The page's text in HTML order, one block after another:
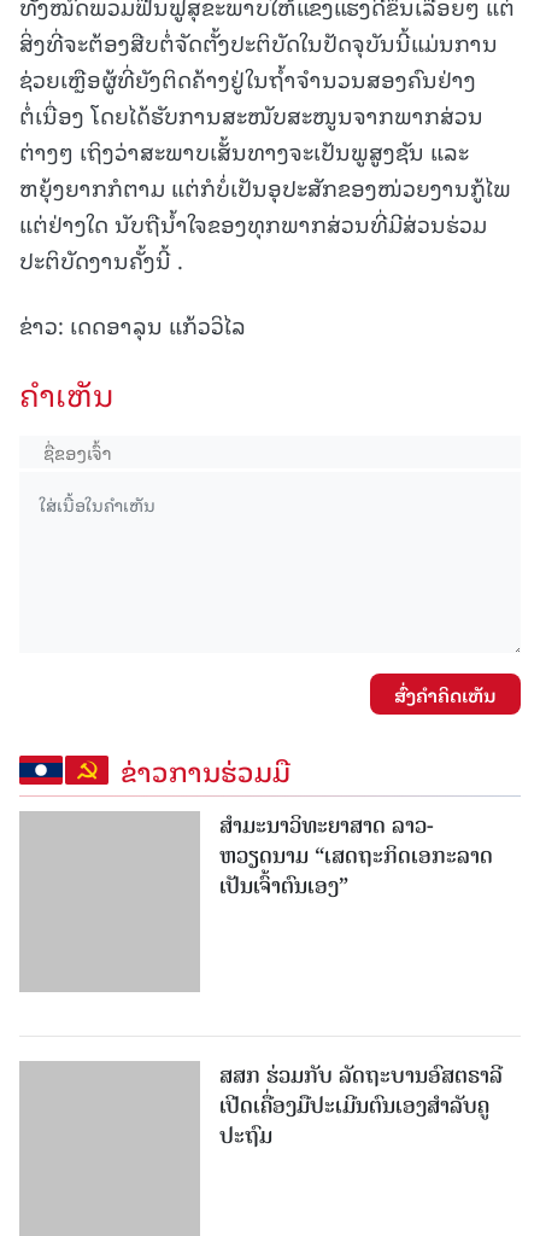
ສິ່ງທີ່ຈະຕ້ອງສືບຕໍ່ຈັດຕັ້ງປະຕິບັດໃນປັດຈຸບັນນີ້ແມ່ນການ
ຊ່ວຍເຫຼືອຜູ້ທີ່ຍັງຕິດຄ້າງຢູ່ໃນຖ້ຳຈໍານວນສອງຄົນຢ່າງ
ຕໍ່ເນື່ອງ ໂດຍໄດ້ຮັບການສະໜັບສະໜູນຈາກພາກສ່ວນ
ຕ່າງໆ ເຖິງວ່າສະພາບເສັ້ນທາງຈະເປັນພູສູງຊັນ ແລະ
ຫຍຸ້ງຍາກກໍຕາມ ແຕ່ກໍບໍ່ເປັນອຸປະສັກຂອງໜ່ວຍງານກູ້ໄພ
ແຕ່ຢ່າງໃດ ນັບຖືນ້ຳໃຈຂອງທຸກພາກສ່ວນທີ່ມີສ່ວນຮ່ວມ
ປະຕິບັດງານຄັ້ງນີ້ .
ຂ່າວ: ເດດອາລຸນ ແກ້ວວິໄລ
ຄໍາເຫັນ
ສົ່ງຄໍາຄິດເຫັນ
ຂ່າວການຮ່ວມມື
ສຳມະນາວິທະຍາສາດ ລາວ-
ຫວຽດນາມ “ເສດຖະກິດເອກະລາດ
ເປັນເຈົ້າຕົນເອງ”
ສສກ ຮ່ວມກັບ ລັດຖະບານອົສຕຣາລີ
ເປີດເຄື່ອງມືປະເມີນຕົນເອງສຳລັບຄູ
ປະຖົມ